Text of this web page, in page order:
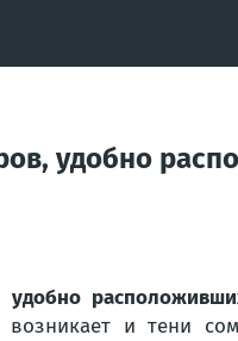
удобно
и тени